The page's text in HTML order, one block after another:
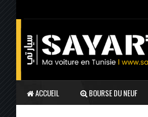
ACCUEIL BOURSE DU NEUF